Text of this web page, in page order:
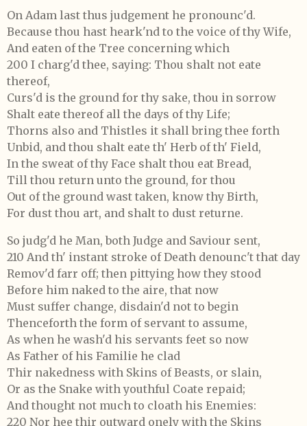
On Adam last thus judgement he pronounc'd.
Because thou hast heark'nd to the voice of thy Wife,
And eaten of the Tree concerning which
200 I charg'd thee, saying: Thou shalt not eate
thereof,
Curs'd is the ground for thy sake, thou in sorrow
Shalt eate thereof all the days of thy Life;
Thorns also and Thistles it shall bring thee forth
Unbid, and thou shalt eate th' Herb of th' Field,
In the sweat of thy Face shalt thou eat Bread,
Till thou return unto the ground, for thou
Out of the ground wast taken, know thy Birth,
For dust thou art, and shalt to dust returne.
So judg'd he Man, both Judge and Saviour sent,
210 And th' instant stroke of Death denounc't that day
Remov'd farr off; then pittying how they stood
Before him naked to the aire, that now
Must suffer change, disdain'd not to begin
Thenceforth the form of servant to assume,
As when he wash'd his servants feet so now
As Father of his Familie he clad
Thir nakedness with Skins of Beasts, or slain,
Or as the Snake with youthful Coate repaid;
And thought not much to cloath his Enemies:
220 Nor hee thir outward onely with the Skins